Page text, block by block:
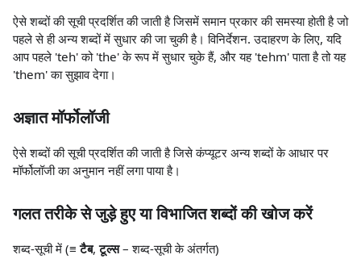
ऐसे शब्दों की सूची प्रदर्शित की जाती है जिसमें समान प्रकार की समस्या होती है जो
पहले से ही अन्य शब्दों में सुधार की जा चुकी है। विनिर्देशन. उदाहरण के लिए, यदि
आप पहले 'teh' को 'the' के रूप में सुधार चुके हैं, और यह 'tehm' पाता है तो यह
'them' का सुझाव देगा।
अज्ञात मॉर्फोलॉजी
ऐसे शब्दों की सूची प्रदर्शित की जाती है जिसे कंप्यूटर अन्य शब्दों के आधार पर
मॉर्फोलॉजी का अनुमान नहीं लगा पाया है।
गलत तरीके से जुड़े हुए या विभाजित शब्दों की खोज करें
शब्द-सूची में (≡ टैब,टूल्स– शब्द-सूची के अंतर्गत)